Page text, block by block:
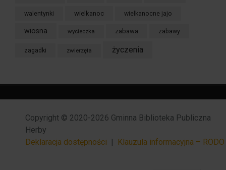
walentynki wielkanoc wielkanocne jajo
wiosna wycieczka zabawa zabawy
zagadki zwierzęta życzenia
Copyright © 2020-2026 Gminna Biblioteka Publiczna
Herby
Deklaracja dostępności | Klauzula informacyjna – RODO